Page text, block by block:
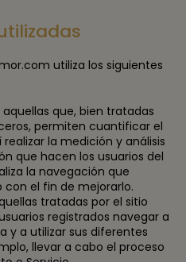
utiliza los siguientes
aquellas que, bien tratadas
permiten cuantificar el
la medición y análisis
que hacen los usuarios del
la navegación que
con el fin de mejorarlo.
tratadas por el sitio
registrados navegar a
y a utilizar sus diferentes
llevar a cabo el proceso